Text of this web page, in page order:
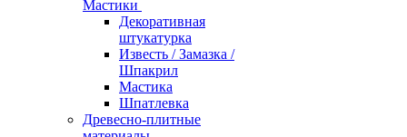
Мастики
Декоративная
штукатурка
Известь / Замазка /
Шпакрил
Мастика
Шпатлевка
Древесно-плитные